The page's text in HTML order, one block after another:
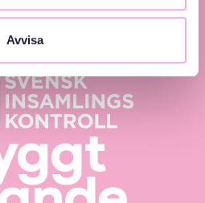
Avvisa
Föräldraträffar för jämlikhet
inkludering.